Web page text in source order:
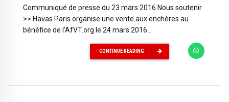
Communiqué de presse du 23 mars 2016 Nous soutenir
>> Havas Paris organise une vente aux enchères au
bénéfice de l’AfVT.org le 24 mars 2016...
CONTINUE READING